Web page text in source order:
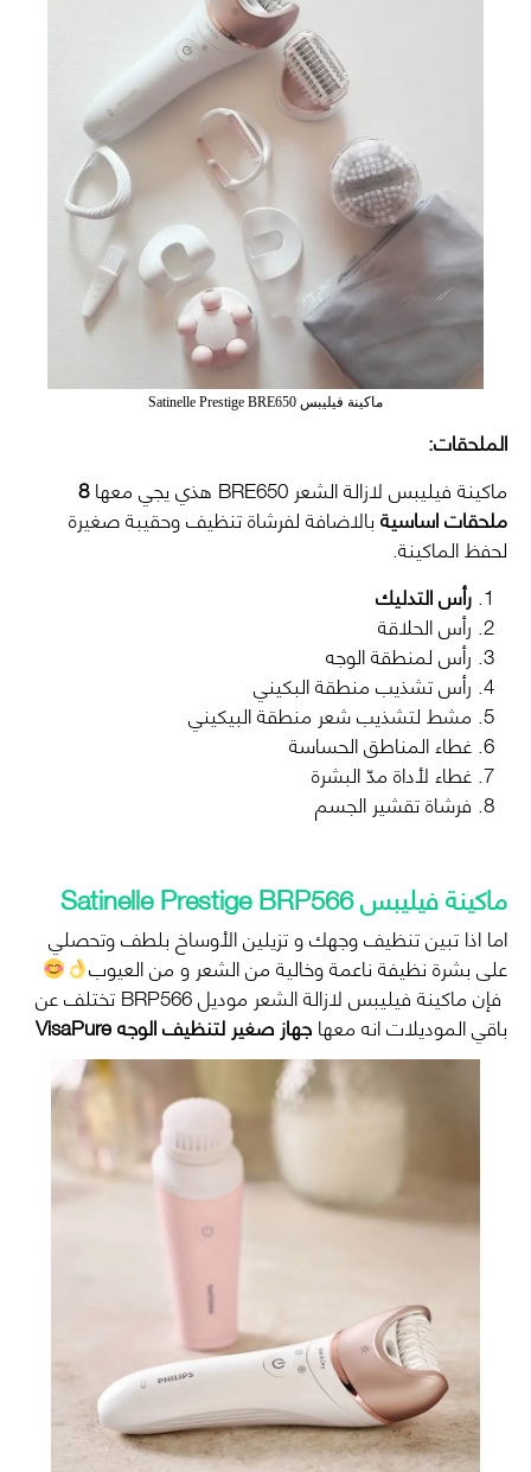
ماكينة فيليبس Satinelle Prestige BRE650
الملحقات:
ماكينة فيليبس لازالة الشعر BRE650 هذي يجي معها
8
ملحقات اساسيةبالاضافة لفرشاة تنظيف وحقيبة صغيرة
لحفظ الماكينة.
رأس التدليك
رأس الحلاقة
رأس لمنطقة الوجه
رأس تشذيب منطقة البكيني
مشط لتشذيب شعر منطقة البيكيني
غطاء المناطق الحساسة
غطاء لأداة مدّ البشرة
فرشاة تقشير الجسم
ماكينة فيليبس Satinelle Prestige BRP566
اما اذا تبين تنظيف وجهك و تزيلين الأوساخ بلطف وتحصلي
على بشرة نظيفة ناعمة وخالية من الشعر و من العيوب
فإن ماكينة فيليبس لازالة الشعر موديل BRP566 تختلف عن
باقي الموديلات انه معهاجهاز صغير لتنظيف الوجه VisaPure